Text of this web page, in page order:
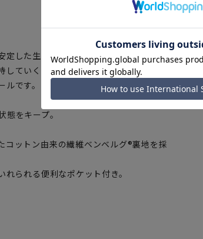
定した生産、地球環境の保全、生命の尊
ていく努力を果たしていることを認証
です。
をキープ。
コットン由来の繊維ベンベルグ®裏地を採
られる便利なポケット付き。